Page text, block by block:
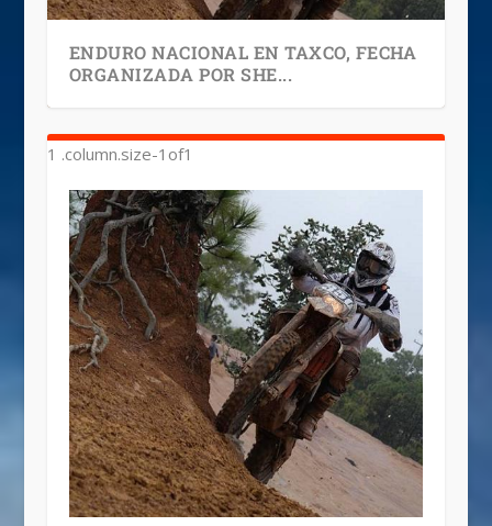
ENDURO NACIONAL EN TAXCO, FECHA
ORGANIZADA POR SHE...